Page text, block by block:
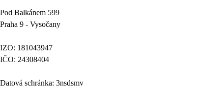
Pod Balkánem 599
Praha 9 - Vysočany
IZO: 181043947
IČO: 24308404
Datová schránka: 3nsdsmv